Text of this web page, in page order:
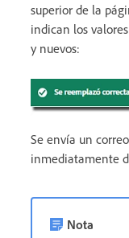
superior de la
indican los
y nuevos:
Se envía un
inmediatamente
Nota